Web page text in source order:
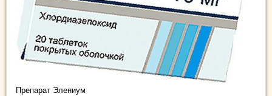
Препарат Элениум